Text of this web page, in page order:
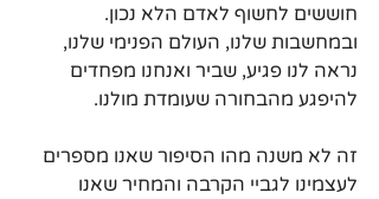
חוששים לחשוף לאדם הלא נכון.
ובמחשבות שלנו, העולם הפנימי שלנו,
נראה לנו פגיע, שביר ואנחנו מפחדים
להיפגע מהבחורה שעומדת מולנו.
זה לא משנה מהו הסיפור שאנו מספרים
לעצמינו לגביי הקרבה והמחיר שאנו